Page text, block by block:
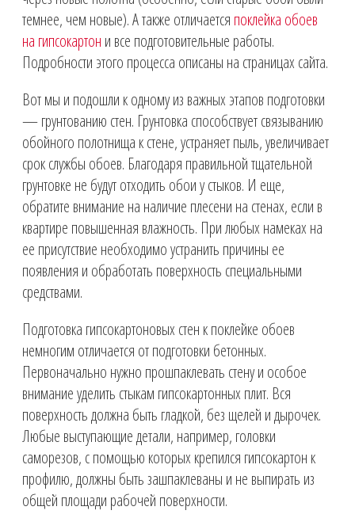
темнее, чем новые). А также отличается поклейка обоев
на гипсокартон и все подготовительные работы.
Подробности этого процесса описаны на страницах сайта.
Вот мы и подошли к одному из важных этапов подготовки
— грунтованию стен. Грунтовка способствует связыванию
обойного полотнища к стене, устраняет пыль, увеличивает
срок службы обоев. Благодаря правильной тщательной
грунтовке не будут отходить обои у стыков. И еще,
обратите внимание на наличие плесени на стенах, если в
квартире повышенная влажность. При любых намеках на
ее присутствие необходимо устранить причины ее
появления и обработать поверхность специальными
средствами.
Подготовка гипсокартоновых стен к поклейке обоев
немногим отличается от подготовки бетонных.
Первоначально нужно прошпаклевать стену и особое
внимание уделить стыкам гипсокартонных плит. Вся
поверхность должна быть гладкой, без щелей и дырочек.
Любые выступающие детали, например, головки
саморезов, с помощью которых крепился гипсокартон к
профилю, должны быть зашпаклеваны и не выпирать из
общей площади рабочей поверхности.